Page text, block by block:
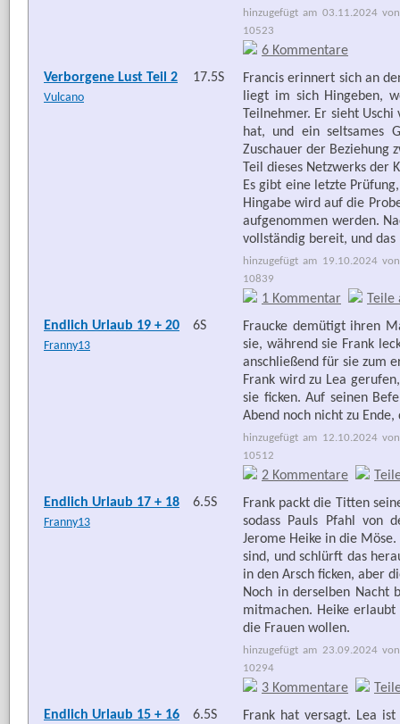
hinzugefügt am 03.11.2024
10523
6 Kommentare
Verborgene Lust Teil 2
Vulcano
17.5S
Francis erinnert sich an
liegt im sich Hingeben,
Teilnehmer. Er sieht
hat, und ein seltsames
Zuschauer der Beziehung
Teil dieses Netzwerks
Es gibt eine letzte
Hingabe wird auf die
aufgenommen werden.
vollständig bereit, und
hinzugefügt am 19.10.2024
10839
1 Kommentar
Endlich Urlaub 19 + 20
Franny13
6S
Fraucke demütigt ihren
sie, während sie Frank
anschließend für sie zum
Frank wird zu Lea
sie ficken. Auf seinen
Abend noch nicht zu
hinzugefügt am 12.10.2024
10512
2 Kommentare
Endlich Urlaub 17 + 18
Franny13
6.5S
Frank packt die Titten
sodass Pauls Pfahl von
Jerome Heike in die
sind, und schlürft das
in den Arsch ficken, aber
Noch in derselben Nacht
mitmachen. Heike
die Frauen wollen.
hinzugefügt am 23.09.2024
10294
3 Kommentare
Endlich Urlaub 15 + 16
6.5S
Frank hat versagt. Lea